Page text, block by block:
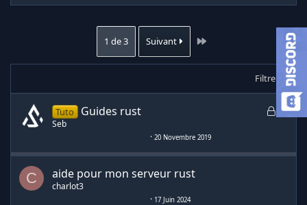
1 de 3 Suivant Dernier
Filtrer
D
c
D
c
Tuto Guides rust
Seb
20 Novembre 2019
C aide pour mon serveur rust
charlot3
17 Juin 2024